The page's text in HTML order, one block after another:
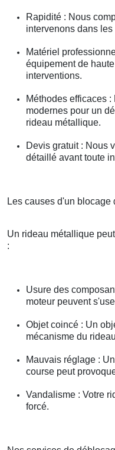
Rapidité : Nous
intervenons dans
Matériel
équipement de
interventions.
Méthodes efficaces
modernes pour un
rideau métallique.
Devis gratuit : Nous
détaillé avant toute
Les causes d'un
Un rideau métallique
:
Usure des
moteur peuvent
Objet coincé : Un
mécanisme du
Mauvais réglage :
course peut
Vandalisme : Votre
forcé.